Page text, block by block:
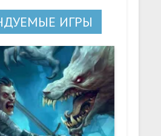
ИГРЫ